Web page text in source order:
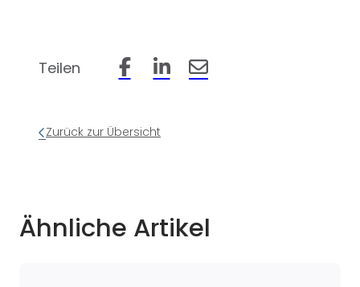
Teilen Beitrag auf Facebook teilen
Beitrag auf LinkedIn teilen
Beitrag per Email teilen
Zurück zur Übersicht
Ähnliche Artikel